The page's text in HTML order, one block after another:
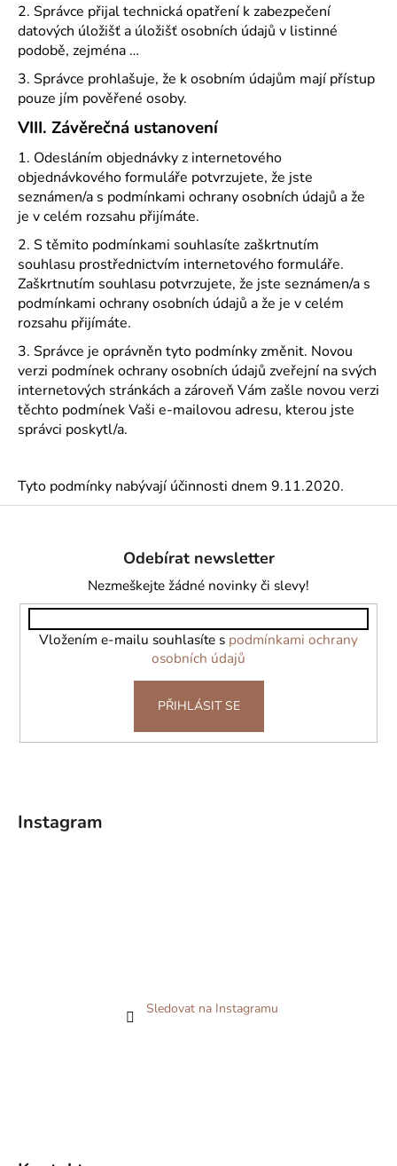
2. Správce přijal technická opatření k zabezpečení
datových úložišť a úložišť osobních údajů v listinné
podobě, zejména …
3. Správce prohlašuje, že k osobním údajům mají přístup
pouze jím pověřené osoby.
VIII. Závěrečná ustanovení
1. Odesláním objednávky z internetového
objednávkového formuláře potvrzujete, že jste
seznámen/a s podmínkami ochrany osobních údajů a že
je v celém rozsahu přijímáte.
2. S těmito podmínkami souhlasíte zaškrtnutím
souhlasu prostřednictvím internetového formuláře.
Zaškrtnutím souhlasu potvrzujete, že jste seznámen/a s
podmínkami ochrany osobních údajů a že je v celém
rozsahu přijímáte.
3. Správce je oprávněn tyto podmínky změnit. Novou
verzi podmínek ochrany osobních údajů zveřejní na svých
internetových stránkách a zároveň Vám zašle novou verzi
těchto podmínek Vaši e-mailovou adresu, kterou jste
správci poskytl/a.
Tyto podmínky nabývají účinnosti dnem 9.11.2020.
Odebírat newsletter
Nezmeškejte žádné novinky či slevy!
Vložením e-mailu souhlasíte s podmínkami ochrany
osobních údajů
PŘIHLÁSIT SE
Instagram
Sledovat na Instagramu